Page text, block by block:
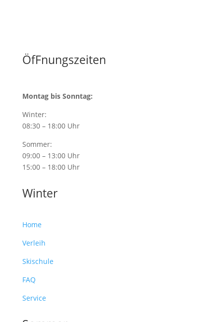
ÖfFnungszeiten
Montag bis Sonntag:
Winter:
08:30 – 18:00 Uhr
Sommer:
09:00 – 13:00 Uhr
15:00 – 18:00 Uhr
Winter
Home
Verleih
Skischule
FAQ
Service